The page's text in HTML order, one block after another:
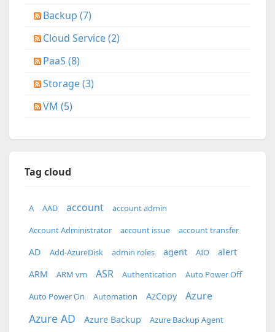
Backup (7)
Cloud Service (2)
PaaS (8)
Storage (3)
VM (5)
Tag cloud
A AAD account
account admin
Account Administrator
account issue account transfer
AD Add-AzureDisk admin roles agent AIO
alert
ARM
ARM vm ASR Authentication
Auto Power Off
Auto Power On
Automation AzCopy Azure
Azure AD Azure Backup Azure Backup Agent